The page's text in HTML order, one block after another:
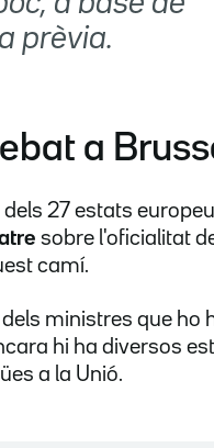
prèvia.
a
27 estats
sobre l'oficialitat
camí.
ministres que ho
hi ha diversos
a la Unió.